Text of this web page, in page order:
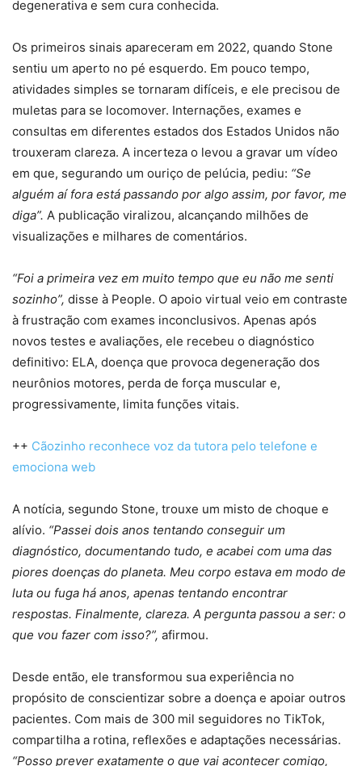
degenerativa e sem cura conhecida.
Os primeiros sinais apareceram em 2022, quando Stone
sentiu um aperto no pé esquerdo. Em pouco tempo,
atividades simples se tornaram difíceis, e ele precisou de
muletas para se locomover. Internações, exames e
consultas em diferentes estados dos Estados Unidos não
trouxeram clareza. A incerteza o levou a gravar um vídeo
em que, segurando um ouriço de pelúcia, pediu: “Se
alguém aí fora está passando por algo assim, por favor, me
diga”. A publicação viralizou, alcançando milhões de
visualizações e milhares de comentários.
“Foi a primeira vez em muito tempo que eu não me senti
sozinho”, disse à People. O apoio virtual veio em contraste
à frustração com exames inconclusivos. Apenas após
novos testes e avaliações, ele recebeu o diagnóstico
definitivo: ELA, doença que provoca degeneração dos
neurônios motores, perda de força muscular e,
progressivamente, limita funções vitais.
++ Cãozinho reconhece voz da tutora pelo telefone e
emociona web
A notícia, segundo Stone, trouxe um misto de choque e
alívio. “Passei dois anos tentando conseguir um
diagnóstico, documentando tudo, e acabei com uma das
piores doenças do planeta. Meu corpo estava em modo de
luta ou fuga há anos, apenas tentando encontrar
respostas. Finalmente, clareza. A pergunta passou a ser: o
que vou fazer com isso?”, afirmou.
Desde então, ele transformou sua experiência no
propósito de conscientizar sobre a doença e apoiar outros
pacientes. Com mais de 300 mil seguidores no TikTok,
compartilha a rotina, reflexões e adaptações necessárias.
“Posso prever exatamente o que vai acontecer comigo,